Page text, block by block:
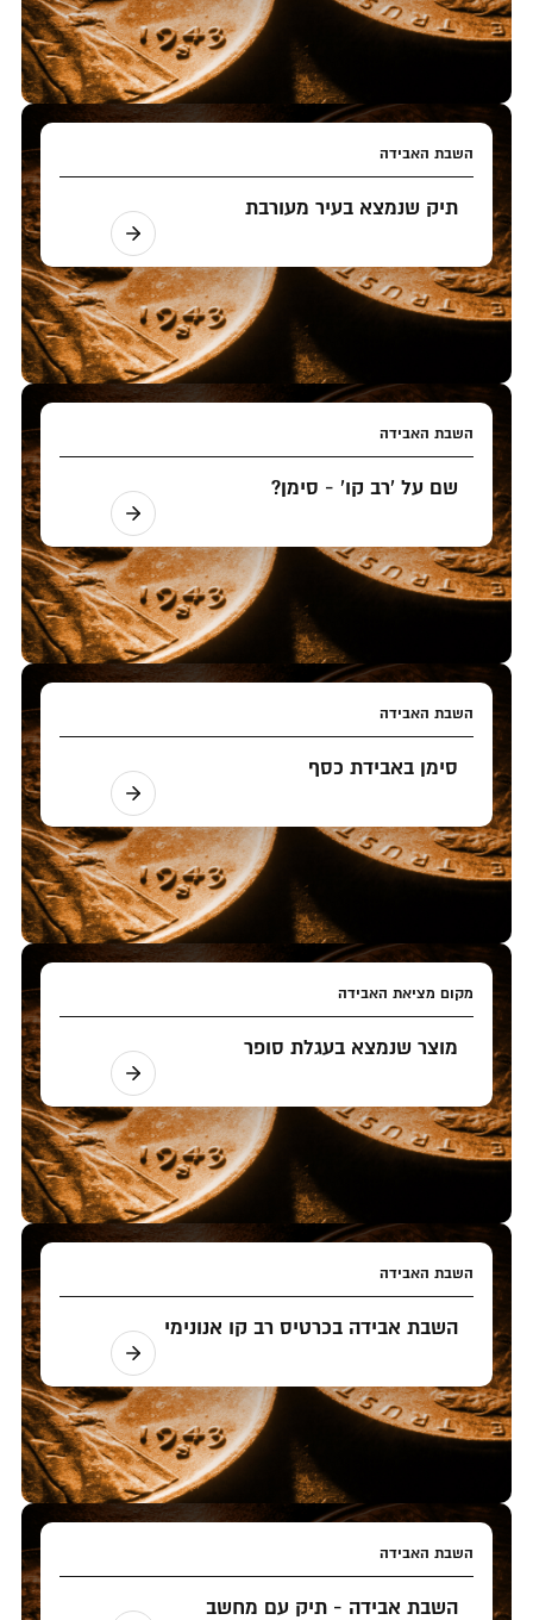
השבת האבידה
תיק שנמצא בעיר מעורבת
השבת האבידה
שם על 'רב קו' - סימן?
השבת האבידה
סימן באבידת כסף
מקום מציאת האבידה
מוצר שנמצא בעגלת סופר
השבת האבידה
השבת אבידה בכרטיס רב קו אנונימי
השבת האבידה
השבת אבידה - תיק עם מחשב